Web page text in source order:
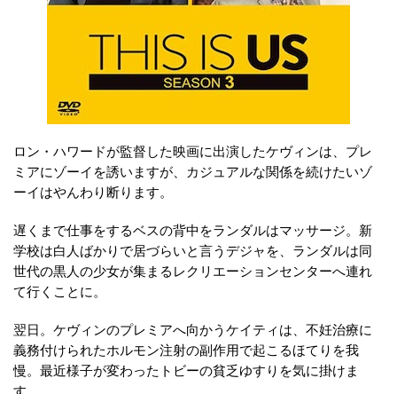
ロン・ハワードが監督した映画に出演したケヴィンは、プレ
ミアにゾーイを誘いますが、カジュアルな関係を続けたいゾ
ーイはやんわり断ります。
遅くまで仕事をするベスの背中をランダルはマッサージ。新
学校は白人ばかりで居づらいと言うデジャを、ランダルは同
世代の黒人の少女が集まるレクリエーションセンターへ連れ
て行くことに。
翌日。ケヴィンのプレミアへ向かうケイティは、不妊治療に
義務付けられたホルモン注射の副作用で起こるほてりを我
慢。最近様子が変わったトビーの貧乏ゆすりを気に掛けま
す。